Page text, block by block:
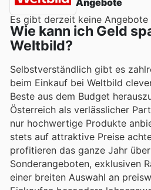
Es gibt derzeit keine Angebote
Wie kann ich Geld
Weltbild?
Selbstverständlich gibt es
beim Einkauf bei Weltbild
Beste aus dem Budget
Österreich als verlässlicher
nur hochwertige Produkte
stets auf attraktive Preise
profitieren das ganze Jahr
Sonderangeboten, exklusiven
einer breiten Auswahl an